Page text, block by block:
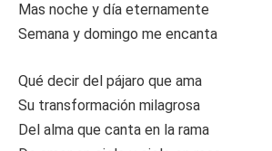
Mas noche y día eternamente
Semana y domingo me encanta
Qué decir del pájaro que ama
Su transformación milagrosa
Del alma que canta en la rama